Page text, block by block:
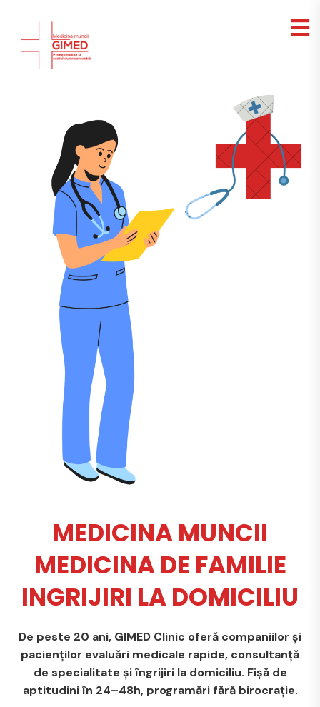
MEDICINA MUNCII
MEDICINA DE FAMILIE
INGRIJIRI LA DOMICILIU
De peste 20 ani, GIMED Clinic oferă companiilor și
pacienților evaluări medicale rapide, consultanță
de specialitate și îngrijiri la domiciliu. Fișă de
aptitudini în 24–48h, programări fără birocrație.